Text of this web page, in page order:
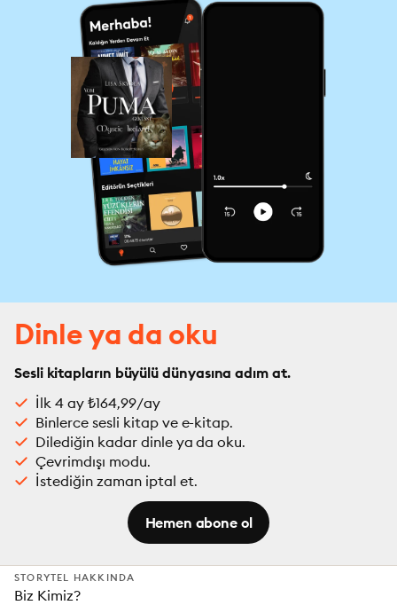
Dinle ya da oku
Sesli kitapların büyülü dünyasına adım at.
İlk 4 ay ₺164,99/ay
Binlerce sesli kitap ve e-kitap.
Dilediğin kadar dinle ya da oku.
Çevrimdışı modu.
İstediğin zaman iptal et.
Hemen abone ol
STORYTEL HAKKINDA
Biz Kimiz?